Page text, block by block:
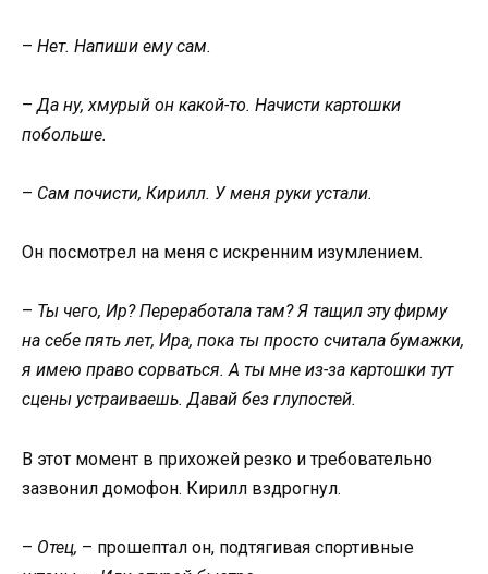
– Нет. Напиши ему сам.
–Да ну, хмурый он какой-то. Начисти картошки
побольше.
– Сам почисти, Кирилл. У меня руки устали.
Он посмотрел на меня с искренним изумлением.
– Ты чего, Ир? Переработала там? Я тащил эту фирму
на себе пять лет, Ира, пока ты просто считала бумажки,
я имею право сорваться. А ты мне из-за картошки тут
сцены устраиваешь. Давай без глупостей.
В этот момент в прихожей резко и требовательно
зазвонил домофон. Кирилл вздрогнул.
– Отец, – прошептал он, подтягивая спортивные